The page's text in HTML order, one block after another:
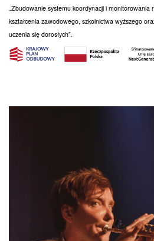
„Zbudowanie systemu koordynacji i monitorowania
kształcenia zawodowego, szkolnictwa wyższego
uczenia się dorosłych”.